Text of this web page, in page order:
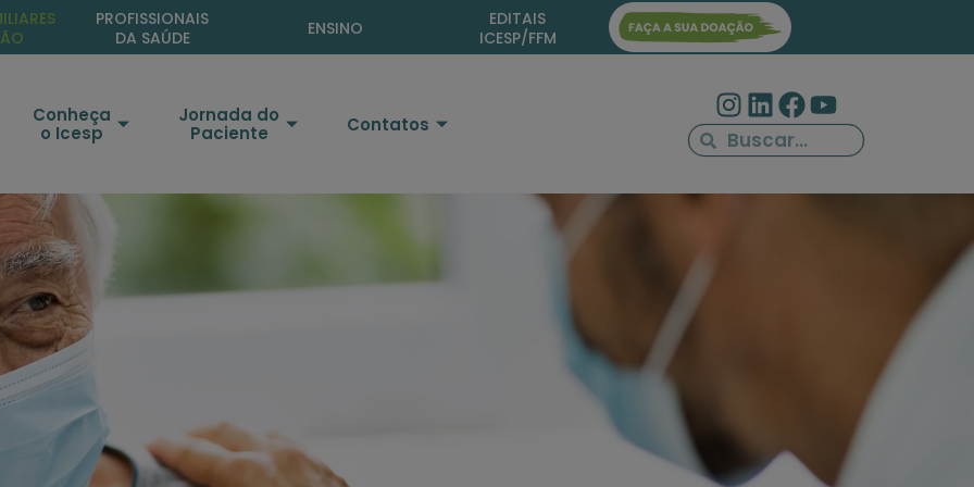
PROFISSIONAIS
DA SAÚDE
ENSINO
EDITAIS
ICESP/FFM
Conheça
o Icesp
Jornada do
Paciente
Contatos